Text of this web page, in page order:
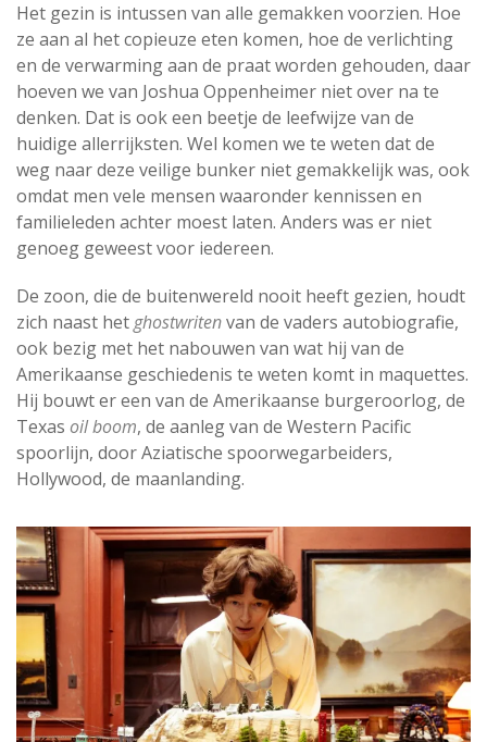
Het gezin is intussen van alle gemakken voorzien. Hoe
ze aan al het copieuze eten komen, hoe de verlichting
en de verwarming aan de praat worden gehouden, daar
hoeven we van Joshua Oppenheimer niet over na te
denken. Dat is ook een beetje de leefwijze van de
huidige allerrijksten. Wel komen we te weten dat de
weg naar deze veilige bunker niet gemakkelijk was, ook
omdat men vele mensen waaronder kennissen en
familieleden achter moest laten. Anders was er niet
genoeg geweest voor iedereen.
De zoon, die de buitenwereld nooit heeft gezien, houdt
zich naast hetghostwritenvan de vaders autobiografie,
ook bezig met het nabouwen van wat hij van de
Amerikaanse geschiedenis te weten komt in maquettes.
Hij bouwt er een van de Amerikaanse burgeroorlog, de
Texas oil boom, de aanleg van de Western Pacific
spoorlijn, door Aziatische spoorwegarbeiders,
Hollywood, de maanlanding.